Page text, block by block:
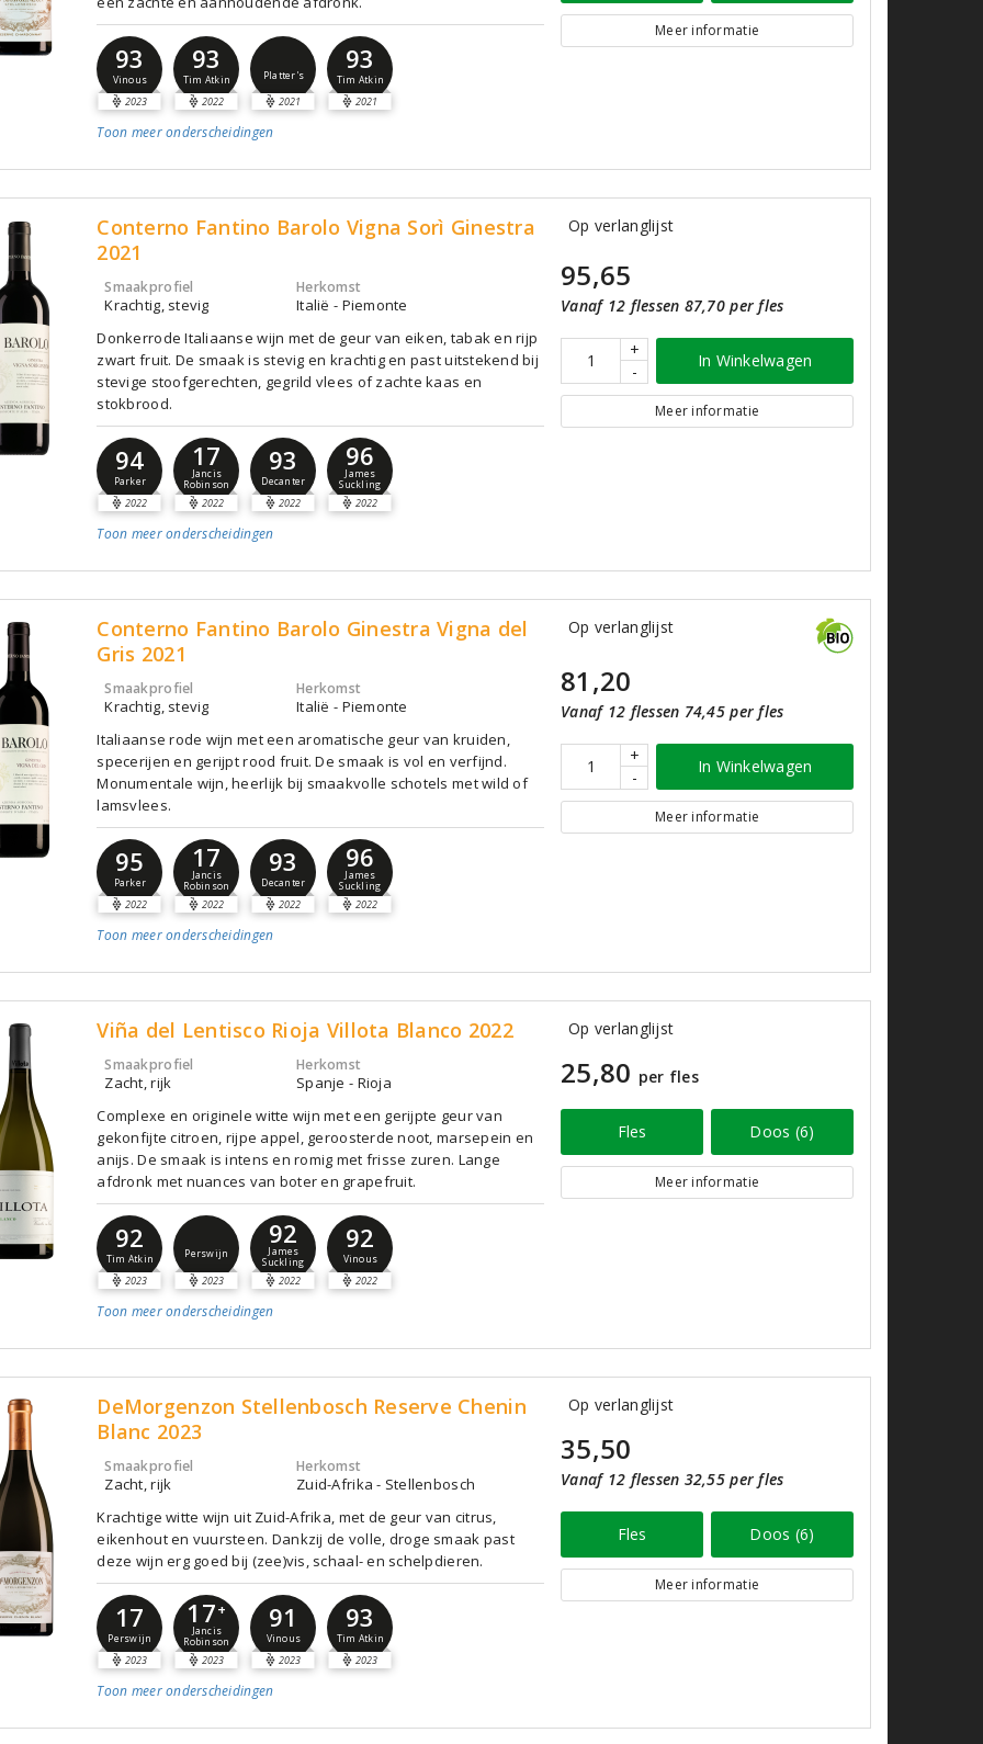
93
Vinous
2023
93
Tim Atkin
2022
Platter's
2021
93
Tim Atkin
2021
Toon meeronderscheidingen
Meer informatie
Conterno Fantino Barolo Vigna Sorì Ginestra
2021
Smaakprofiel
Krachtig, stevig
Herkomst
Italië - Piemonte
Donkerrode Italiaanse wijn met de geur van eiken, tabak en rijp
zwart fruit. De smaak is stevig en krachtig en past uitstekend bij
stevige stoofgerechten, gegrild vlees of zachte kaas en
stokbrood.
94
Parker
2022
17
Jancis
Robinson
2022
93
Decanter
2022
96
James
Suckling
2022
Toon meeronderscheidingen
Op verlanglijst
95,65
Vanaf 12 flessen 87,70 per fles
+
-
In Winkelwagen
Meer informatie
Conterno Fantino Barolo Ginestra Vigna del
Gris 2021
Smaakprofiel
Krachtig, stevig
Herkomst
Italië - Piemonte
Italiaanse rode wijn met een aromatische geur van kruiden,
specerijen en gerijpt rood fruit. De smaak is vol en verfijnd.
Monumentale wijn, heerlijk bij smaakvolle schotels met wild of
lamsvlees.
95
Parker
2022
17
Jancis
Robinson
2022
93
Decanter
2022
96
James
Suckling
2022
Toon meeronderscheidingen
Op verlanglijst
81,20
Vanaf 12 flessen 74,45 per fles
+
-
In Winkelwagen
Meer informatie
Viña del Lentisco Rioja Villota Blanco 2022
Smaakprofiel
Zacht, rijk
Herkomst
Spanje - Rioja
Complexe en originele witte wijn met een gerijpte geur van
gekonfijte citroen, rijpe appel, geroosterde noot, marsepein en
anijs. De smaak is intens en romig met frisse zuren. Lange
afdronk met nuances van boter en grapefruit.
92
Tim Atkin
2023
Perswijn
2023
92
James
Suckling
2022
92
Vinous
2022
Toon meeronderscheidingen
Op verlanglijst
25,80 per fles
Fles Doos (6)
Meer informatie
DeMorgenzon Stellenbosch Reserve Chenin
Blanc 2023
Smaakprofiel
Zacht, rijk
Herkomst
Zuid-Afrika - Stellenbosch
Krachtige witte wijn uit Zuid-Afrika, met de geur van citrus,
eikenhout en vuursteen. Dankzij de volle, droge smaak past
deze wijn erg goed bij (zee)vis, schaal- en schelpdieren.
17
Perswijn
2023
17+
Jancis
Robinson
2023
91
Vinous
2023
93
Tim Atkin
2023
Toon meeronderscheidingen
Op verlanglijst
35,50
Vanaf 12 flessen 32,55 per fles
Fles Doos (6)
Meer informatie